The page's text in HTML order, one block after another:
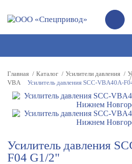
Главная Каталог Усилители давления
VBA
Усилитель давления SCC-VBA40A-
Усилитель давления
F04 G1/2"